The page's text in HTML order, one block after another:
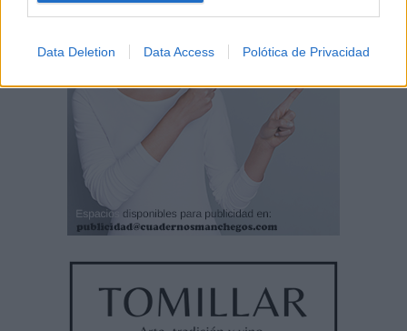
Data Deletion Data Access Polótica de Privacidad